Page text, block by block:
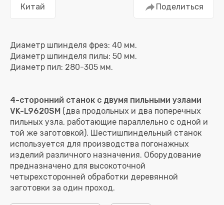
Китай Поделиться
Диаметр шпинделя фрез: 40 мм.
Диаметр шпинделя пилы: 50 мм.
4-сторонний станок с двумя пильными узлами
VK-L9620SM (два продольных и два поперечных
пильных узла, работающие параллельно с одной и
той же заготовкой). Шестишпиндельный станок
используется для производства погонажных
изделий различного назначения. Оборудование
предназначено для высокоточной
четырехсторонней обработки деревянной
заготовки за один проход.